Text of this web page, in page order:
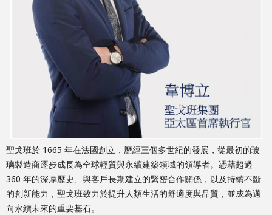
聖戈班於 1665 年在法國創立，歷經三個多世紀的發展，從最初的玻
璃製造商逐步成長為全球輕質與永續建築領域的領導者。憑藉超過
360 年的深厚歷史、與客戶長期建立的緊密合作關係，以及持續不斷
的創新能力，聖戈班致力於提升人類生活的舒適度與品質，並成為邁
向永續未來的重要基石。